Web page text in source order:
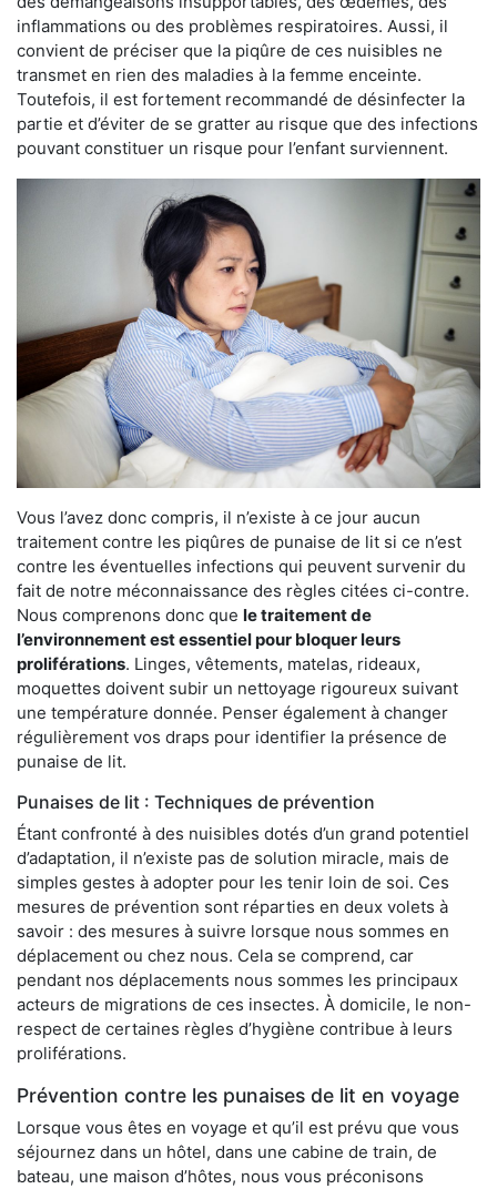
inflammations ou des problèmes respiratoires. Aussi, il
convient de préciser que la piqûre de ces nuisibles ne
transmet en rien des maladies à la femme enceinte.
Toutefois, il est fortement recommandé de désinfecter la
partie et d’éviter de se gratter au risque que des infections
pouvant constituer un risque pour l’enfant surviennent.
Vous l’avez donc compris, il n’existe à ce jour aucun
traitement contre les piqûres de punaise de lit si ce n’est
contre les éventuelles infections qui peuvent survenir du
fait de notre méconnaissance des règles citées ci-contre.
Nous comprenons donc que le traitement de
l’environnement est essentiel pour bloquer leurs
proliférations. Linges, vêtements, matelas, rideaux,
moquettes doivent subir un nettoyage rigoureux suivant
une température donnée. Penser également à changer
régulièrement vos draps pour identifier la présence de
punaise de lit.
Punaises de lit : Techniques de prévention
Étant confronté à des nuisibles dotés d’un grand potentiel
d’adaptation, il n’existe pas de solution miracle, mais de
simples gestes à adopter pour les tenir loin de soi. Ces
mesures de prévention sont réparties en deux volets à
savoir : des mesures à suivre lorsque nous sommes en
déplacement ou chez nous. Cela se comprend, car
pendant nos déplacements nous sommes les principaux
acteurs de migrations de ces insectes. À domicile, le non-
respect de certaines règles d’hygiène contribue à leurs
proliférations.
Prévention contre les punaises de lit en voyage
Lorsque vous êtes en voyage et qu’il est prévu que vous
séjournez dans un hôtel, dans une cabine de train, de
bateau, une maison d’hôtes, nous vous préconisons